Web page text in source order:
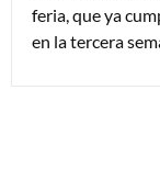
feria, que ya
en la tercera